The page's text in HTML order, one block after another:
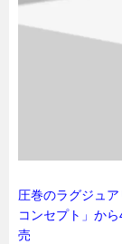
圧巻のラグジュ
コンセプト」か
売